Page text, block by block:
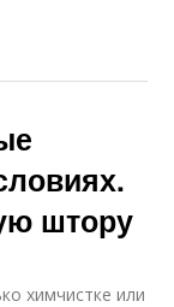
штору
химчистке или